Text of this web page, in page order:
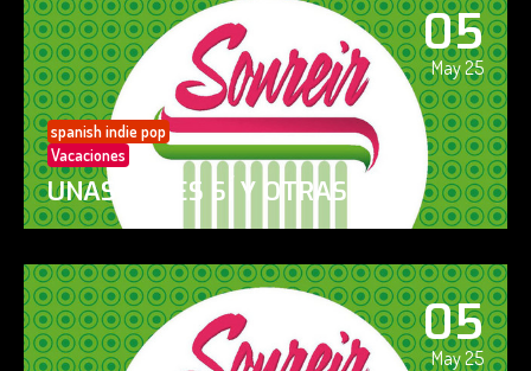
05
May 25
spanish indie pop
Vacaciones
UNAS VECES SÍ Y OTRAS NO
05
May 25